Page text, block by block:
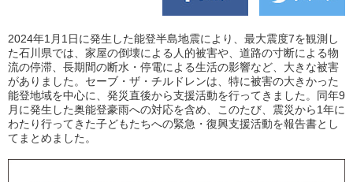
2024年1月1日に発生した能登半島地震により、最大震度7を観測し
た石川県では、家屋の倒壊による人的被害や、道路の寸断による物
流の停滞、長期間の断水・停電による生活の影響など、大きな被害
がありました。セーブ・ザ・チルドレンは、特に被害の大きかった
能登地域を中心に、発災直後から支援活動を行ってきました。同年9
月に発生した奥能登豪雨への対応を含め、このたび、震災から1年に
わたり行ってきた子どもたちへの緊急・復興支援活動を報告書とし
てまとめました。